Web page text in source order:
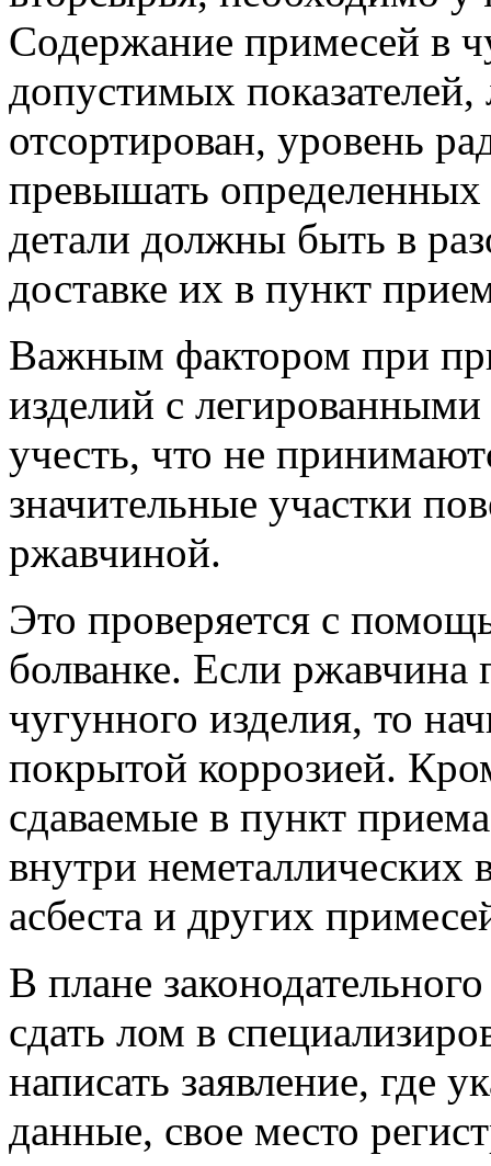
Содержание примесей в
допустимых
отсортирован, уровень
превышать определенных
детали должны быть в
доставке их в пункт
Важным фактором при
изделий с
учесть, что не
значительные участки
ржавчиной.
Это проверяется с
болванке. Если ржавчина
чугунного изделия, то
покрытой коррозией.
сдаваемые в пункт
внутри неметаллических
асбеста и других
В плане
сдать лом в
написать заявление, где
данные, свое место